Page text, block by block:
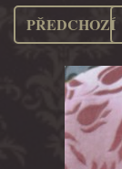
PŘEDCHOZÍ